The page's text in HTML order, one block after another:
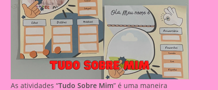
As atividades “Tudo Sobre Mim” é uma maneira